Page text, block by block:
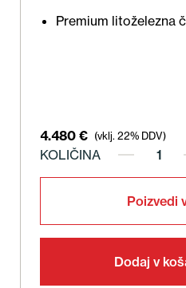
Premium litoželezna
4.480 € (vklj. 22% DDV)
KOLIČINA
Poizvedi
Dodaj v